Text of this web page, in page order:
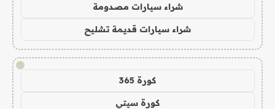
شراء سيارات مصدومة
شراء سيارات قديمة تشليح
!
كورة 365
كورة سيتي